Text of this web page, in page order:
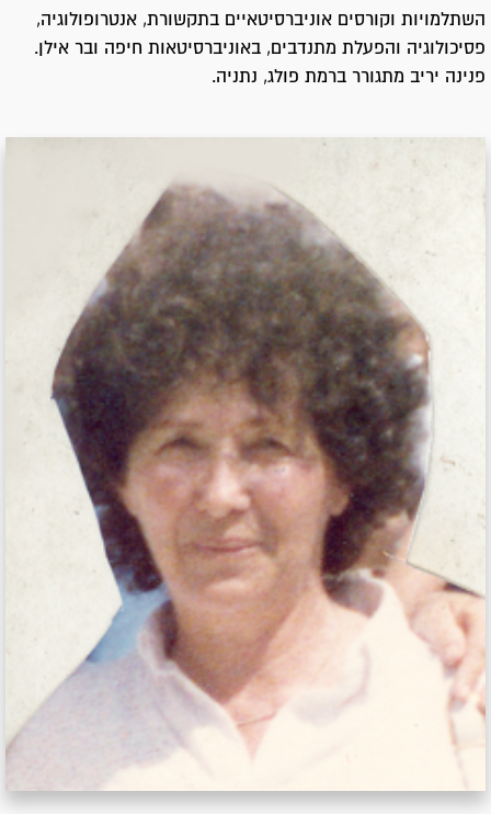
השתלמויות וקורסים אוניברסיטאיים בתקשורת, אנטרופולוגיה,
פסיכולוגיה והפעלת מתנדבים, באוניברסיטאות חיפה ובר אילן.
פנינה יריב מתגורר ברמת פולג, נתניה.